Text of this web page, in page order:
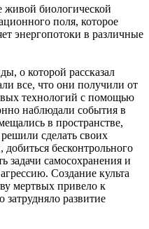
живой биологической
поля, которое
энергопотоки в различные
о которой рассказал
все, что они получили от
технологий с помощью
наблюдали события в
в пространстве,
сделать своих
бесконтрольного
задачи самосохранения и
Создание культа
мертвых привело к
развитие